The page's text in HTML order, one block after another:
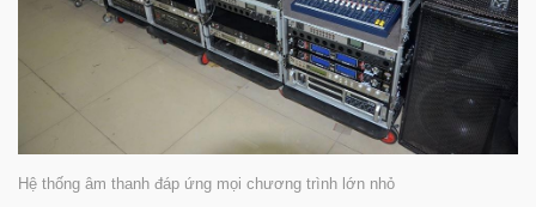
Hệ thống âm thanh đáp ứng mọi chương trình lớn nhỏ